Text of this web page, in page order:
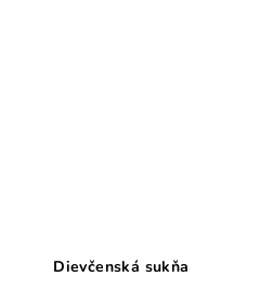
Dievčenská sukňa